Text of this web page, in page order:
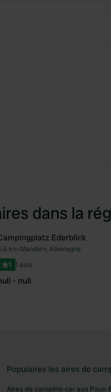
dans la
Ederblick
km•Mandern, Allemagne
1 1 avis
- null
Populaires les aires de
Aires de camping-car aux Pays-